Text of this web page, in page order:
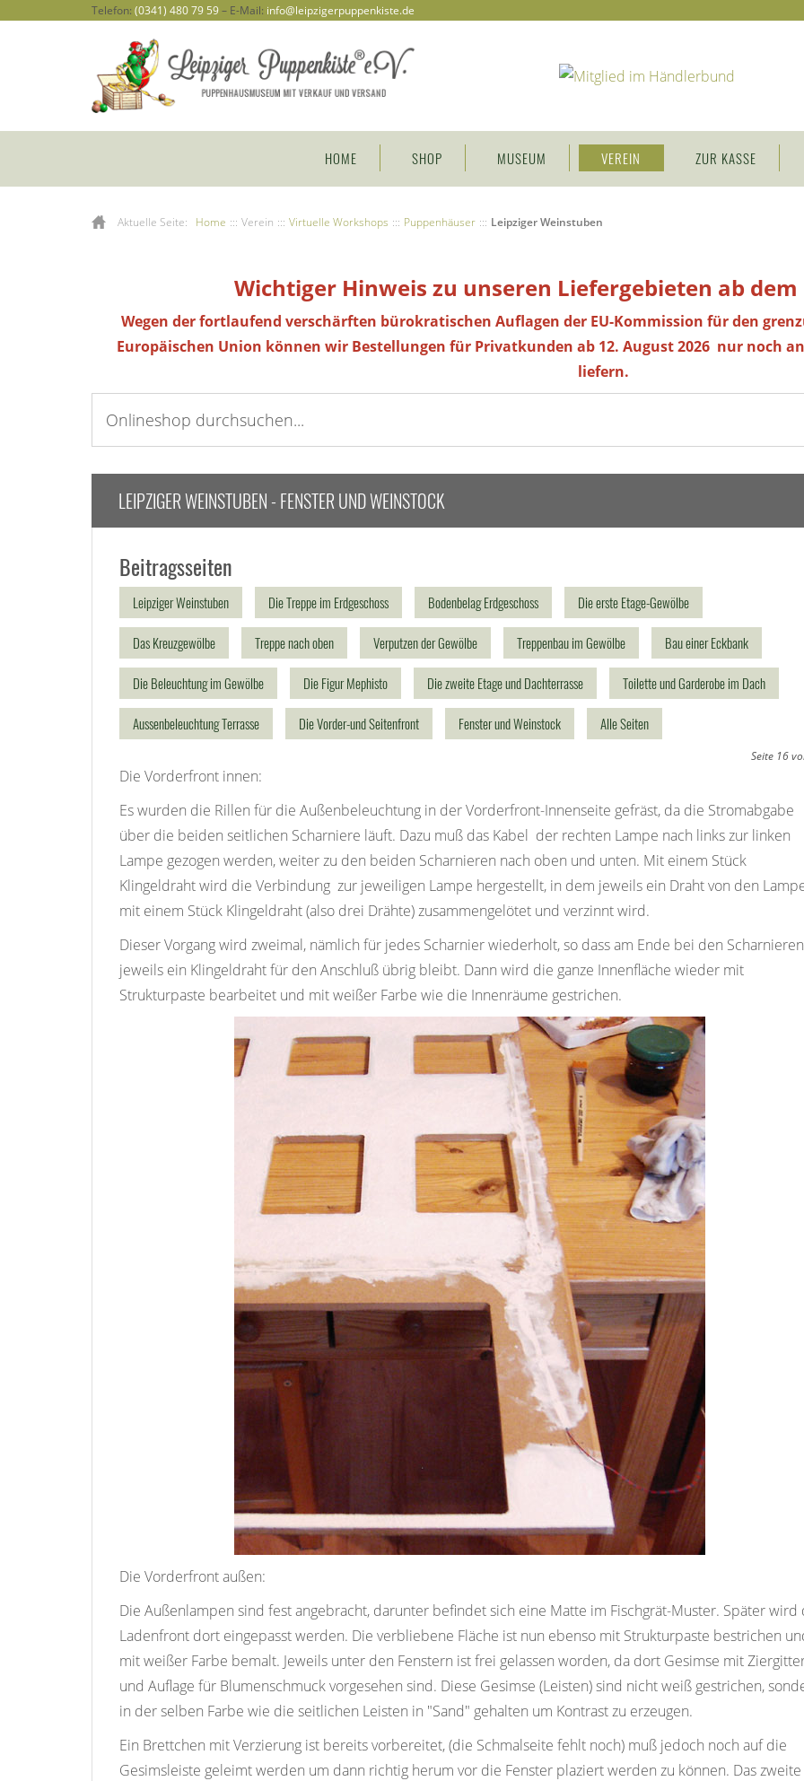
Telefon: (0341) 480 79 59– E-Mail: info@leipzigerpuppenkiste.de
HOME SHOP MUSEUM VEREIN ZUR KASSE
Aktuelle Seite: Home ::: Verein ::: Virtuelle Workshops ::: Puppenhäuser ::: Leipziger Weinstuben
Wichtiger Hinweis zu unseren Liefergebieten ab dem
Wegen der fortlaufend verschärften bürokratischen Auflagen der EU-Kommission für den
Europäischen Union können wir Bestellungen für Privatkunden ab 12. August 2026 nur noch
liefern.
LEIPZIGER WEINSTUBEN - FENSTER UND WEINSTOCK
Beitragsseiten
Leipziger Weinstuben Die Treppe im Erdgeschoss Bodenbelag Erdgeschoss Die erste Etage-Gewölbe
Das Kreuzgewölbe Treppe nach oben Verputzen der Gewölbe Treppenbau im Gewölbe Bau einer Eckbank
Die Beleuchtung im Gewölbe Die Figur Mephisto Die zweite Etage und Dachterrasse Toilette und Garderobe im Dach
Aussenbeleuchtung Terrasse Die Vorder-und Seitenfront Fenster und Weinstock Alle Seiten
Seite 16
Die Vorderfront innen:
Es wurden die Rillen für die Außenbeleuchtung in der Vorderfront-Innenseite gefräst, da die Stromabgabe
über die beiden seitlichen Scharniere läuft. Dazu muß das Kabel der rechten Lampe nach links zur linken
Lampe gezogen werden, weiter zu den beiden Scharnieren nach oben und unten. Mit einem Stück
Klingeldraht wird die Verbindung zur jeweiligen Lampe hergestellt, in dem jeweils ein Draht von den
mit einem Stück Klingeldraht (also drei Drähte) zusammengelötet und verzinnt wird.
Dieser Vorgang wird zweimal, nämlich für jedes Scharnier wiederholt, so dass am Ende bei den Scharnieren
jeweils ein Klingeldraht für den Anschluß übrig bleibt. Dann wird die ganze Innenfläche wieder mit
Strukturpaste bearbeitet und mit weißer Farbe wie die Innenräume gestrichen.
Die Vorderfront außen:
Die Außenlampen sind fest angebracht, darunter befindet sich eine Matte im Fischgrät-Muster. Später wird
Ladenfront dort eingepasst werden. Die verbliebene Fläche ist nun ebenso mit Strukturpaste bestrichen
mit weißer Farbe bemalt. Jeweils unter den Fenstern ist frei gelassen worden, da dort Gesimse mit
und Auflage für Blumenschmuck vorgesehen sind. Diese Gesimse (Leisten) sind nicht weiß gestrichen,
in der selben Farbe wie die seitlichen Leisten in "Sand" gehalten um Kontrast zu erzeugen.
Ein Brettchen mit Verzierung ist bereits vorbereitet, (die Schmalseite fehlt noch) muß jedoch noch auf die
Gesimsleiste geleimt werden um dann richtig herum vor die Fenster plaziert werden zu können. Das zweite